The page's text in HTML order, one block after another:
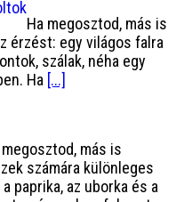
Ha megosztod, más is
érzést: egy világos falra
szálak, néha egy
Ha [...]
megosztod, más is
számára különleges
paprika, az uborka és a